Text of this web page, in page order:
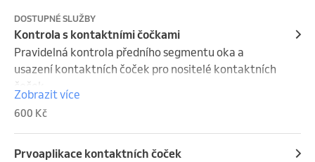
DOSTUPNÉ SLUŽBY
Kontrola s kontaktními čočkami
Pravidelná kontrola předního segmentu oka a
usazení kontaktních čoček pro nositelé kontaktních
čoček.
Zdarma pro nositele odebírající kontaktní čočky u
nás.
Zobrazit více
600 Kč
Prvoaplikace kontaktních čoček